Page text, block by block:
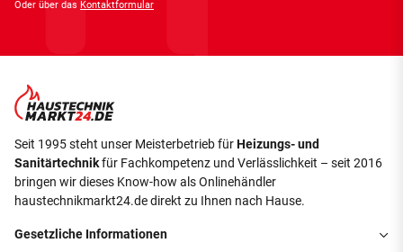
Oder über das Kontaktformular
Seit 1995 steht unser Meisterbetrieb fürHeizungs- und
Sanitärtechnikfür Fachkompetenz und Verlässlichkeit – seit 2016
bringen wir dieses Know-how als Onlinehändler
haustechnikmarkt24.de direkt zu Ihnen nach Hause.
Gesetzliche Informationen